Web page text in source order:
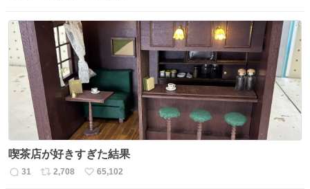
数
ス
数
数
喫茶店が好きすぎた結果
返
31
リ
2,708
い
65,102